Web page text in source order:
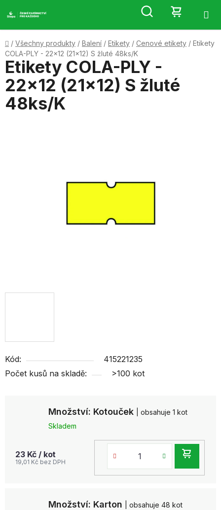
na
Hledat
KOŠÍK
Domů
/ Všechny produkty / Balení / Etikety / Cenové etikety / Etikety
COLA-PLY - 22x12 (21x12) S žluté 48ks/K
Množství: Kotouček
| obsahuje 1 kot
Skladem
23 Kč / kot
19,01 Kč bez DPH
Množství: Karton
| obsahuje 48 kot
Kód:
415221235
Počet kusů na skladě:
>100 kot
Etikety COLA-PLY -
22x12 (21x12) S žluté
48ks/K